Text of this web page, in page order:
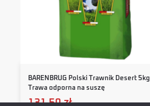
BARENBRUG Polski Trawnik Desert 5kg
Trawa odporna na suszę
131,50zł